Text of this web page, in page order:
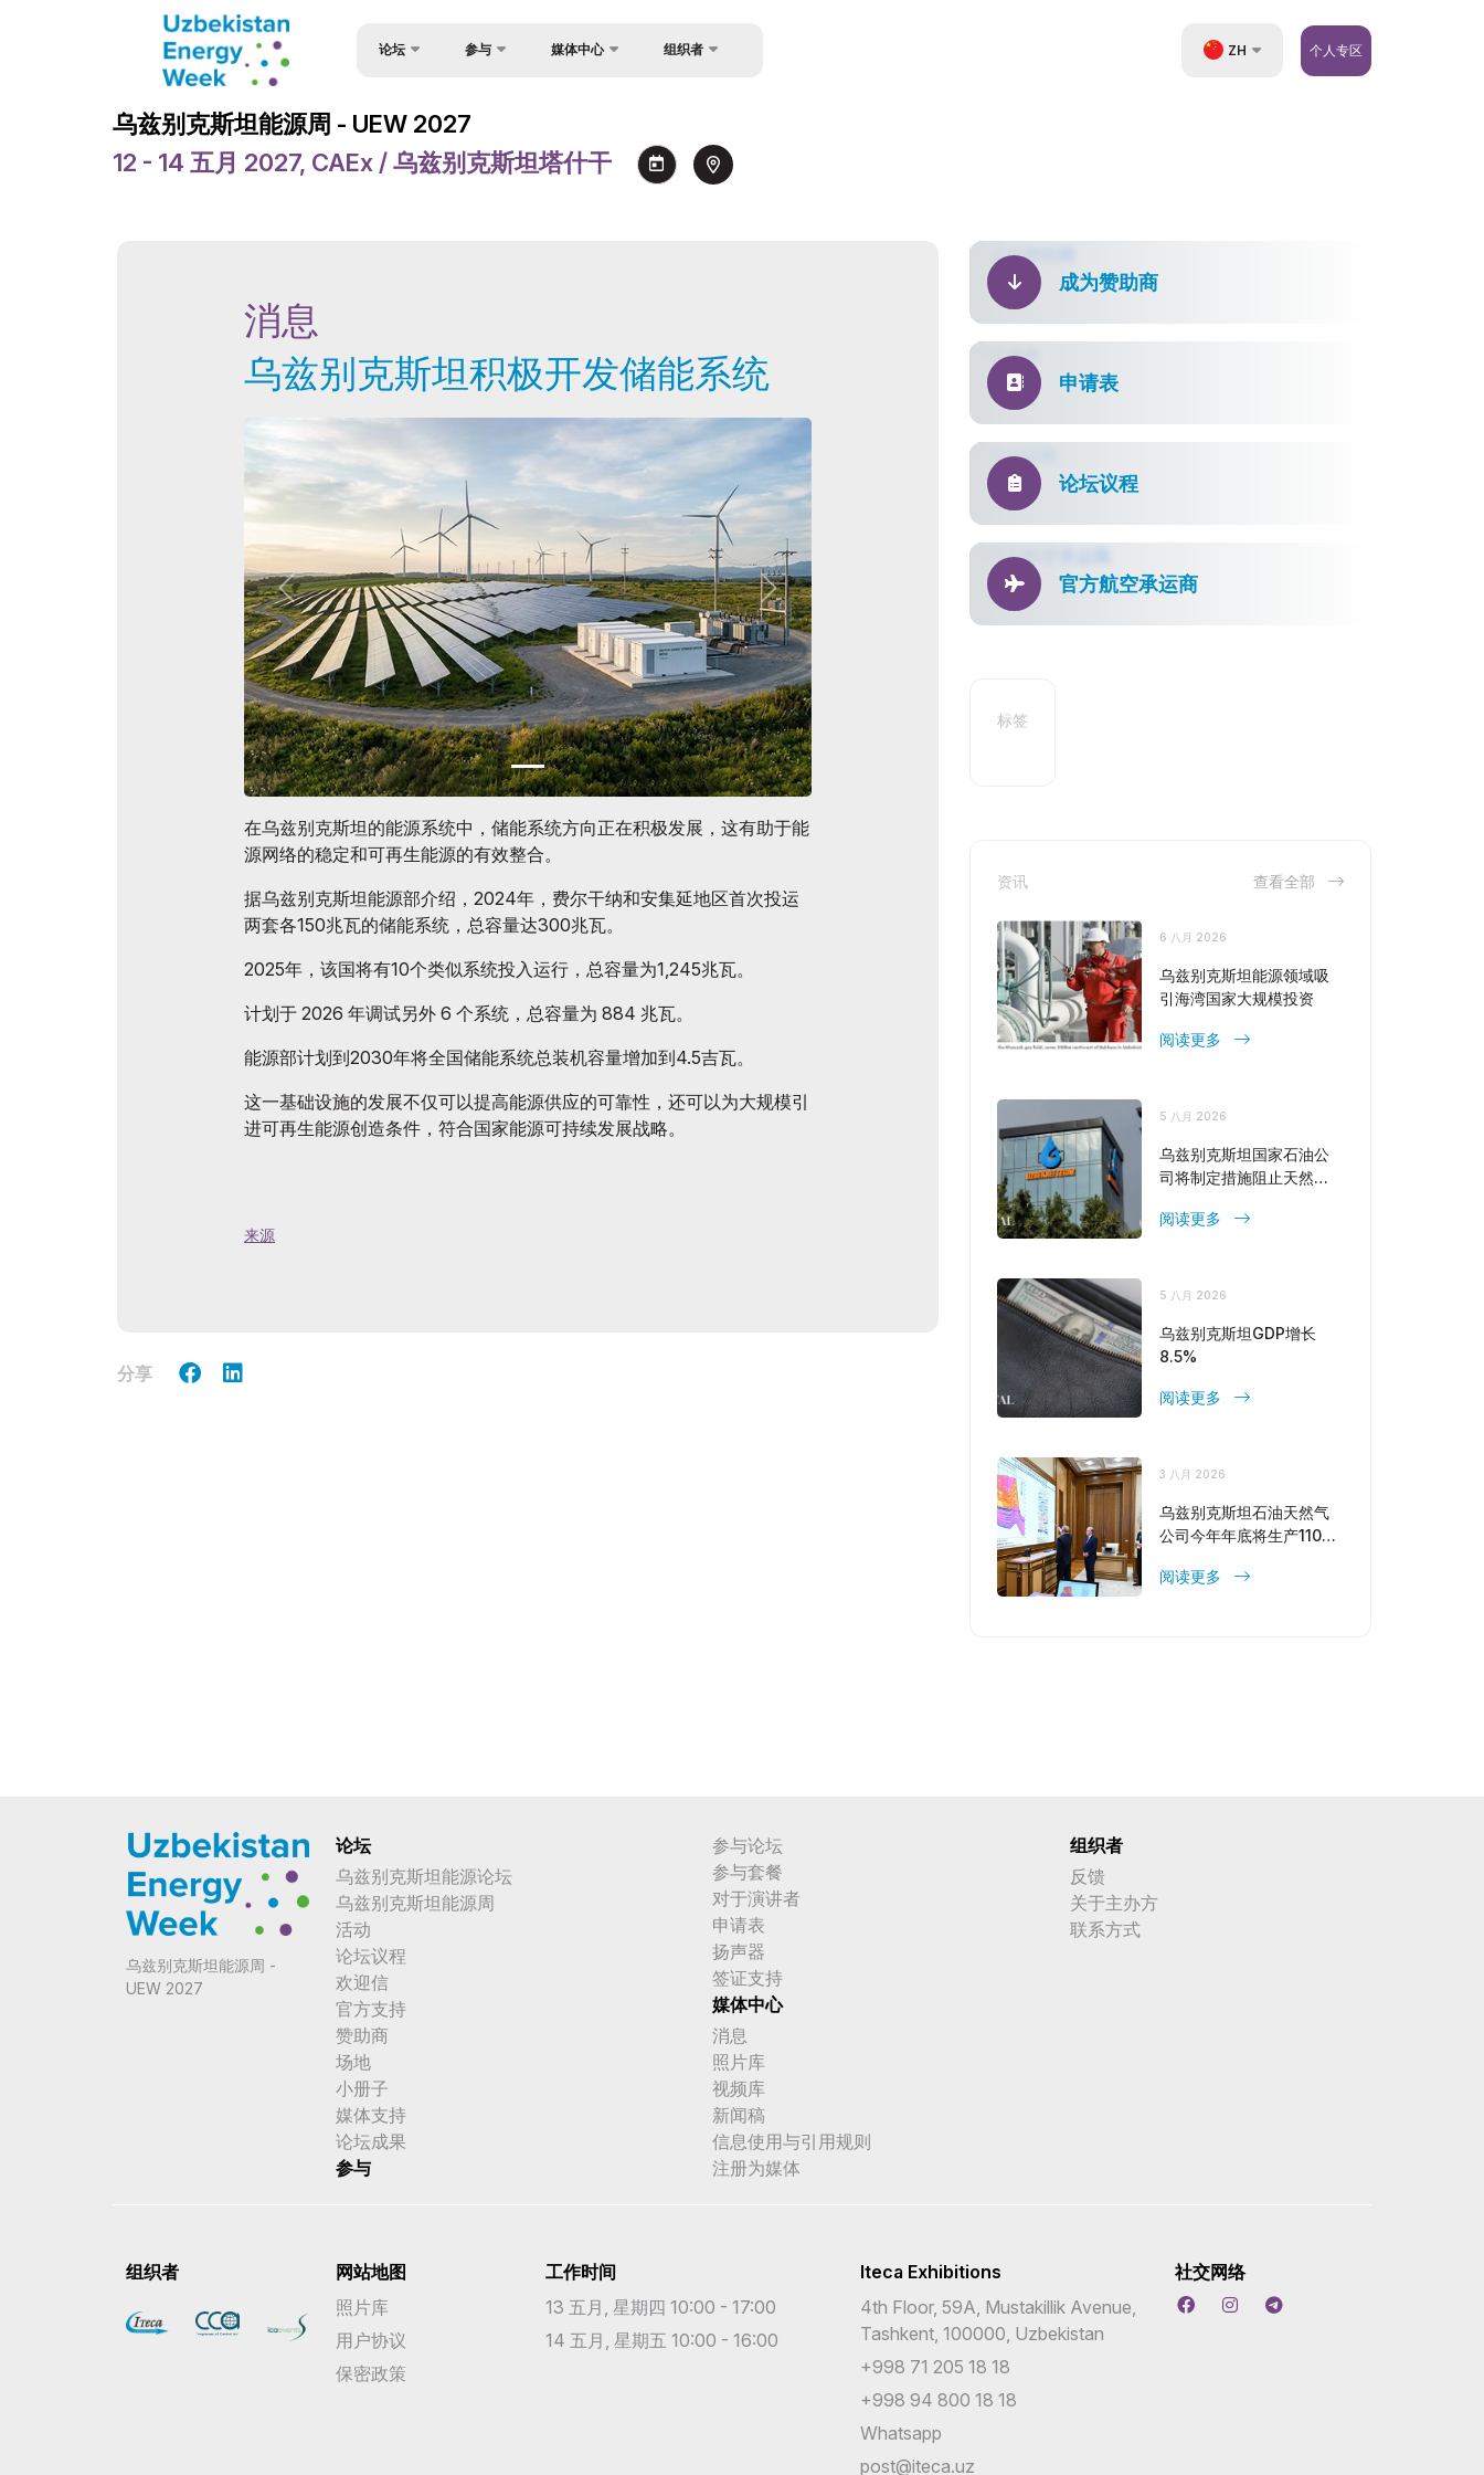
论坛
场地
媒体支持
参与 媒体中心 组织者
联系方式
ZH 个人专区
乌兹别克斯坦能源周 - UEW 2027
12 - 14 五月 2027, CAEx / 乌兹别克斯坦塔什干
消息
乌兹别克斯坦积极开发储能系统
在乌兹别克斯坦的能源系统中，储能系统方向正在积极发展，这有助于能
源网络的稳定和可再生能源的有效整合。
据乌兹别克斯坦能源部介绍，2024年，费尔干纳和安集延地区首次投运
两套各150兆瓦的储能系统，总容量达300兆瓦。
2025年，该国将有10个类似系统投入运行，总容量为1,245兆瓦。
计划于 2026 年调试另外 6 个系统，总容量为 884 兆瓦。
能源部计划到2030年将全国储能系统总装机容量增加到4.5吉瓦。
这一基础设施的发展不仅可以提高能源供应的可靠性，还可以为大规模引
进可再生能源创造条件，符合国家能源可持续发展战略。
来源
分享
成为赞助商
申请表
论坛议程
官方航空承运商
标签
资讯 查看全部
6 八月 2026
乌兹别克斯坦能源领域吸
引海湾国家大规模投资
阅读更多
5 八月 2026
乌兹别克斯坦国家石油公
司将制定措施阻止天然气
阅读更多
5 八月 2026
乌兹别克斯坦GDP增长
8.5%
阅读更多
3 八月 2026
乌兹别克斯坦石油天然气
公司今年年底将生产110万
阅读更多
乌兹别克斯坦能源周 -
UEW 2027
论坛
乌兹别克斯坦能源论坛
乌兹别克斯坦能源周
活动
论坛议程
欢迎信
官方支持
赞助商
场地
小册子
媒体支持
论坛成果
参与
参与论坛
参与套餐
对于演讲者
申请表
扬声器
签证支持
媒体中心
消息
照片库
视频库
新闻稿
信息使用与引用规则
注册为媒体
组织者
反馈
关于主办方
联系方式
组织者
网站地图
照片库
用户协议
保密政策
工作时间
13 五月, 星期四 10:00 - 17:00
14 五月, 星期五 10:00 - 16:00
Iteca Exhibitions
4th Floor, 59A, Mustakillik Avenue,
Tashkent, 100000, Uzbekistan
+998 71 205 18 18
+998 94 800 18 18
Whatsapp
post@iteca.uz
社交网络